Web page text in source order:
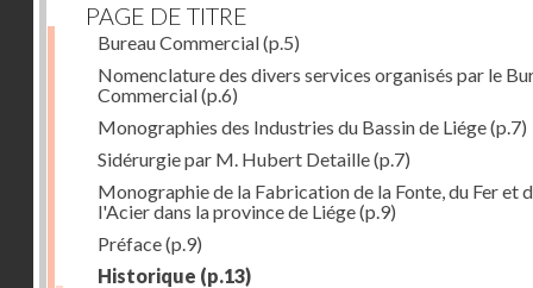
PAGE DE TITRE
Bureau Commercial(p.5)
Nomenclature des divers services organisés par le
Commercial(p.6)
Monographies des Industries du Bassin de Liége(p.7)
Sidérurgie par M. Hubert Detaille(p.7)
Monographie de la Fabrication de la Fonte, du Fer et
l'Acier dans la province de Liége(p.9)
Préface(p.9)
Historique (p.13)